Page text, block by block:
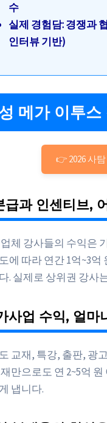
수
실제 경험담: 경쟁과
인터뷰 기반)
메가 이투
👉 2026 사
급과 인센티브,
체 강사들의 수익은
에 따라 연간 1억~3
. 실제로 상위권 강사
사업 수익, 얼마
교재, 특강, 출판, 광
만으로도 연 2~5억
냅니다.